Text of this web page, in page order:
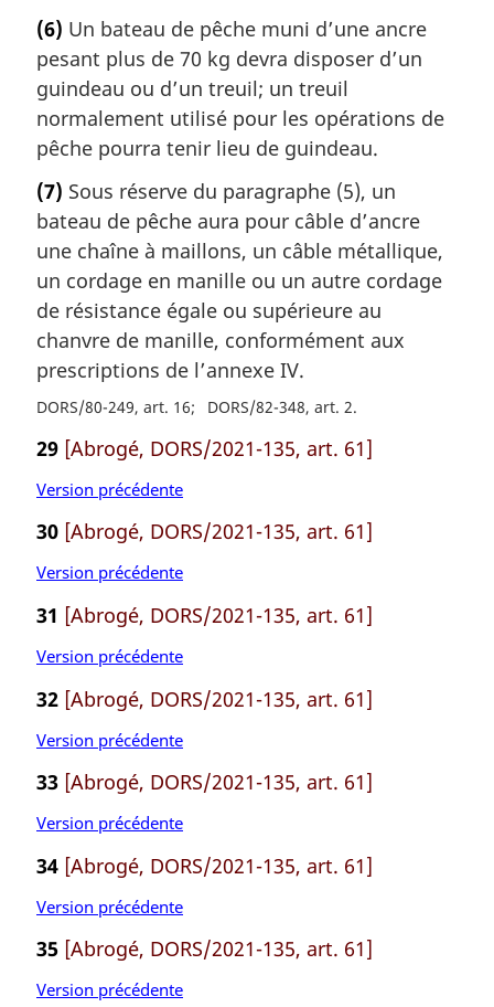
(6) Un bateau de pêche muni d’une ancre
pesant plus de 70 kg devra disposer d’un
guindeau ou d’un treuil; un treuil
normalement utilisé pour les opérations de
pêche pourra tenir lieu de guindeau.
(7) Sous réserve du paragraphe (5), un
bateau de pêche aura pour câble d’ancre
une chaîne à maillons, un câble métallique,
un cordage en manille ou un autre cordage
de résistance égale ou supérieure au
chanvre de manille, conformément aux
prescriptions de l’annexe IV.
DORS/80-249, art. 16 DORS/82-348, art. 2
29 [Abrogé, DORS/2021-135, art. 61]
Version précédente
30 [Abrogé, DORS/2021-135, art. 61]
Version précédente
31 [Abrogé, DORS/2021-135, art. 61]
Version précédente
32 [Abrogé, DORS/2021-135, art. 61]
Version précédente
33 [Abrogé, DORS/2021-135, art. 61]
Version précédente
34 [Abrogé, DORS/2021-135, art. 61]
Version précédente
35 [Abrogé, DORS/2021-135, art. 61]
Version précédente